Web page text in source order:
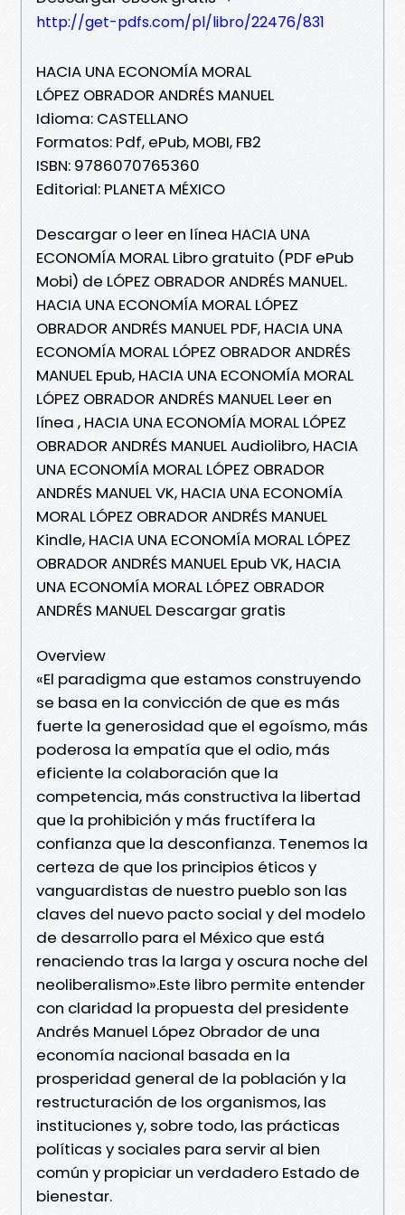
http://get-pdfs.com/pl/libro/22476/831
HACIA UNA ECONOMÍA MORAL
LÓPEZ OBRADOR ANDRÉS MANUEL
Idioma: CASTELLANO
Formatos: Pdf, ePub, MOBI, FB2
ISBN: 9786070765360
Editorial: PLANETA MÉXICO
Descargar o leer en línea HACIA UNA
ECONOMÍA MORAL Libro gratuito (PDF ePub
Mobi) de LÓPEZ OBRADOR ANDRÉS MANUEL.
HACIA UNA ECONOMÍA MORAL LÓPEZ
OBRADOR ANDRÉS MANUEL PDF, HACIA UNA
ECONOMÍA MORAL LÓPEZ OBRADOR ANDRÉS
MANUEL Epub, HACIA UNA ECONOMÍA MORAL
LÓPEZ OBRADOR ANDRÉS MANUEL Leer en
línea , HACIA UNA ECONOMÍA MORAL LÓPEZ
OBRADOR ANDRÉS MANUEL Audiolibro, HACIA
UNA ECONOMÍA MORAL LÓPEZ OBRADOR
ANDRÉS MANUEL VK, HACIA UNA ECONOMÍA
MORAL LÓPEZ OBRADOR ANDRÉS MANUEL
Kindle, HACIA UNA ECONOMÍA MORAL LÓPEZ
OBRADOR ANDRÉS MANUEL Epub VK, HACIA
UNA ECONOMÍA MORAL LÓPEZ OBRADOR
ANDRÉS MANUEL Descargar gratis
Overview
«El paradigma que estamos construyendo
se basa en la convicción de que es más
fuerte la generosidad que el egoísmo, más
poderosa la empatía que el odio, más
eficiente la colaboración que la
competencia, más constructiva la libertad
que la prohibición y más fructífera la
confianza que la desconfianza. Tenemos la
certeza de que los principios éticos y
vanguardistas de nuestro pueblo son las
claves del nuevo pacto social y del modelo
de desarrollo para el México que está
renaciendo tras la larga y oscura noche del
neoliberalismo».Este libro permite entender
con claridad la propuesta del presidente
Andrés Manuel López Obrador de una
economía nacional basada en la
prosperidad general de la población y la
restructuración de los organismos, las
instituciones y, sobre todo, las prácticas
políticas y sociales para servir al bien
común y propiciar un verdadero Estado de
bienestar.